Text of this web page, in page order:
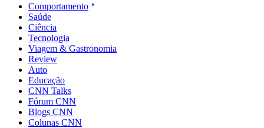
Comportamento
Saúde
Ciência
Tecnologia
Viagem & Gastronomia
Review
Auto
Educação
CNN Talks
Fórum CNN
Blogs CNN
Colunas CNN